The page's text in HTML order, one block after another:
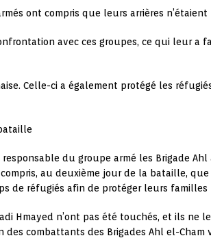
ont compris que leurs arrières n’étaient
avec ces groupes, ce qui leur
Celle-ci a également protégé les
du groupe armé les Brigade
au deuxième jour de la bataille,
de réfugiés afin de protéger leurs familles
Hmayed n’ont pas été touchés, et ils ne
des combattants des Brigades Ahl el-